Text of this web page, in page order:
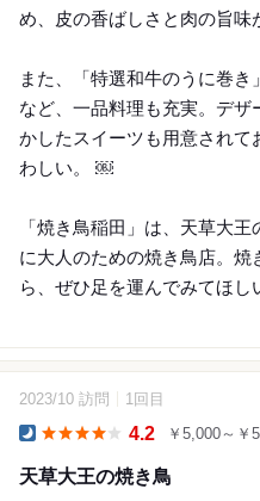
め、皮の香ばしさと肉の旨
また、「特選和牛のうに巻き
など、一品料理も充実。デ
かしたスイーツも用意されて
わしい。 ￼
「焼き鳥稲田」は、天草大
に大人のための焼き鳥店。
ら、ぜひ足を運んでみてほし
10
2023/10 訪問 1回目
4.2 ￥5,000～￥
天草大王の焼き鳥